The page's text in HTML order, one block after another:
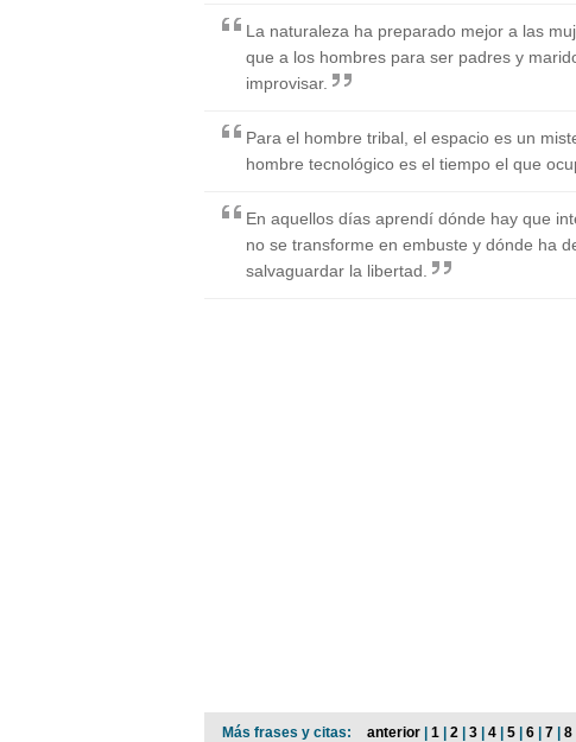
La naturaleza ha preparado mejor a las
que a los hombres para ser padres y
improvisar.
Para el hombre tribal, el espacio es un
hombre tecnológico es el tiempo el que
En aquellos días aprendí dónde hay que
no se transforme en embuste y dónde ha
salvaguardar la libertad.
Más frases y citas: anterior 1 2 3 4 5 6 7 8